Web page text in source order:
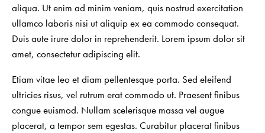
aliqua. Ut enim ad minim veniam, quis nostrud exercitation
ullamco laboris nisi ut aliquip ex ea commodo consequat.
Duis aute irure dolor in reprehenderit. Lorem ipsum dolor sit
amet, consectetur adipiscing elit.
Etiam vitae leo et diam pellentesque porta. Sed eleifend
ultricies risus, vel rutrum erat commodo ut. Praesent finibus
congue euismod. Nullam scelerisque massa vel augue
placerat, a tempor sem egestas. Curabitur placerat finibus